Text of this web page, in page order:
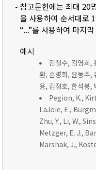
- 참고문헌에는 최대 20
을 사용하여 순서대로
“...”를 사용하여 마지
예시
김철수, 김영희,
환, 손병희, 윤동주,
용, 김정호, 한석봉,
Pegion, K.,
LaJoie, E.,
Zhu, Y., Li, W.,
Metzger, E. J.,
Marshak, J.,